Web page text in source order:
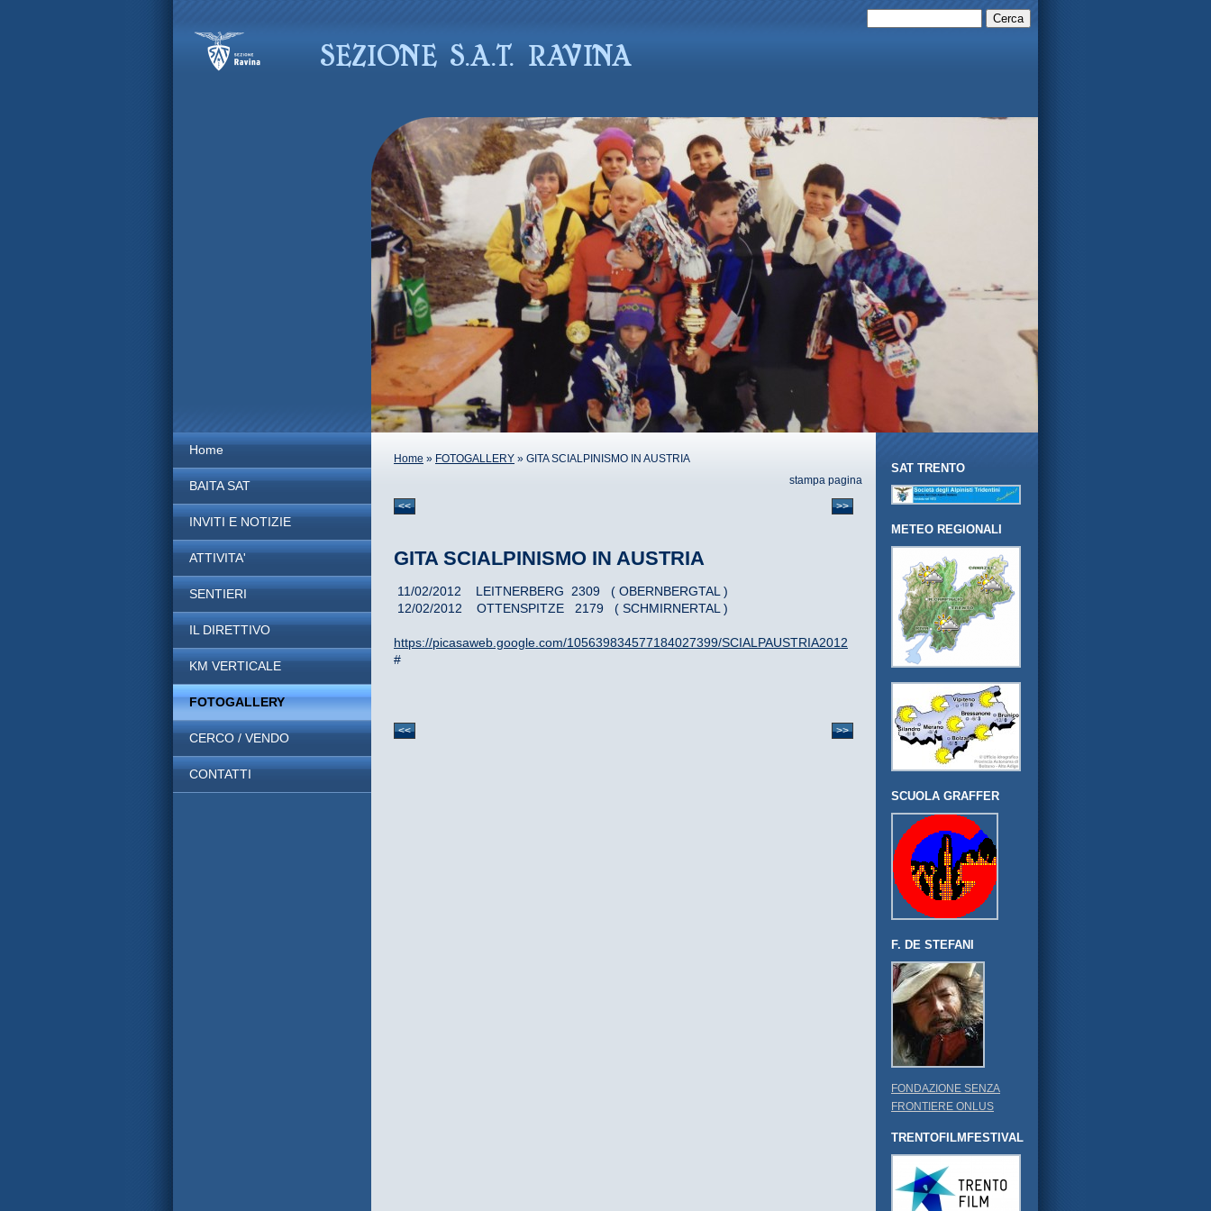
Home
BAITA SAT
INVITI E NOTIZIE
ATTIVITA'
SENTIERI
IL DIRETTIVO
KM VERTICALE
FOTOGALLERY
CERCO / VENDO
CONTATTI
Home » FOTOGALLERY » GITA SCIALPINISMO IN AUSTRIA
stampa pagina
<< >>
GITA SCIALPINISMO IN AUSTRIA
11/02/2012 LEITNERBERG 2309 ( OBERNBERGTAL )
12/02/2012 OTTENSPITZE 2179 ( SCHMIRNERTAL )
https://picasaweb.google.com/105639834577184027399/SCIALPAUSTRIA2012
#
<< >>
SAT TRENTO
METEO REGIONALI
SCUOLA GRAFFER
F. DE STEFANI
FONDAZIONE SENZA
FRONTIERE ONLUS
TRENTOFILMFESTIVAL